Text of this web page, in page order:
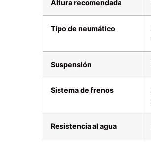
Altura recomendada
Tipo de neumático
Suspensión
Sistema de frenos
Resistencia al agua